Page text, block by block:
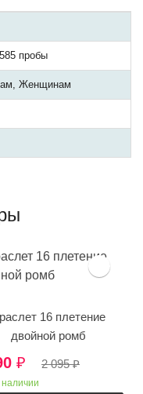
пробы
Женщинам
16 плетение
двойной ромб
₽ 2 095₽
наличии